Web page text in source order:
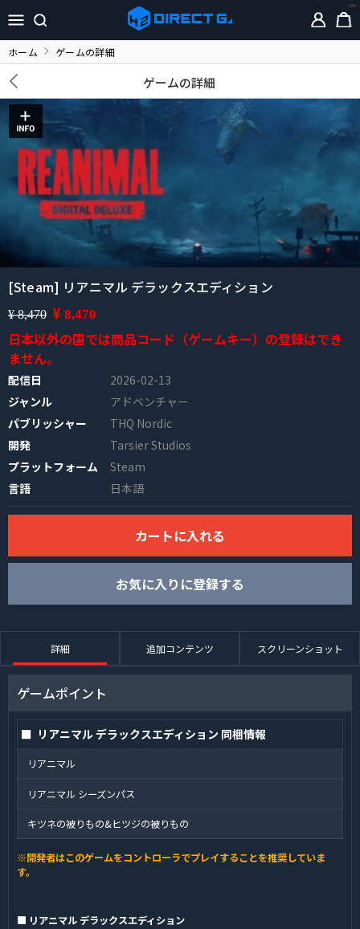
ホーム ゲームの詳細
ゲームの詳細
[Steam] リアニマル デラックスエディション
¥ 8,470 ¥ 8,470
日本以外の国では商品コード（ゲームキー）の登録はでき
ません。
配信日
2026-02-13
ジャンル
アドベンチャー
パブリッシャー
THQ Nordic
開発
Tarsier Studios
プラットフォーム
Steam
言語
日本語
カートに入れる
お気に入りに登録する
詳細 追加コンテンツ スクリーンショット
ゲームポイント
■ リアニマル デラックスエディション 同梱情報
リアニマル
リアニマル シーズンパス
キツネの被りもの&ヒツジの被りもの
※開発者はこのゲームをコントローラでプレイすることを推奨していま
す。
■ リアニマル デラックスエディション